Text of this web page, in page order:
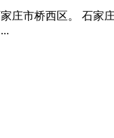
庄市桥西区。 石